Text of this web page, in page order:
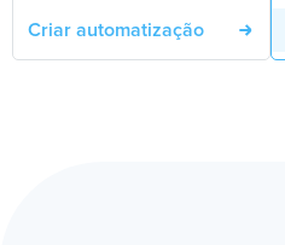
Criar automatização